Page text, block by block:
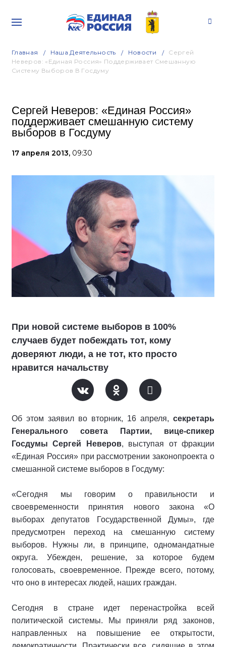
Главная Наша Деятельность Новости
Сергей
Неверов: «Единая Россия» Поддерживает Смешанную
Систему Выборов В Госдуму
Сергей Неверов: «Единая Россия»
поддерживает смешанную систему
выборов в Госдуму
17 апреля 2013, 09:30
При новой системе выборов в 100%
случаев будет побеждать тот, кому
доверяют люди, а не тот, кто просто
нравится начальству
Об этом заявил во вторник, 16 апреля, секретарь
Генерального совета Партии, вице-спикер
Госдумы Сергей Неверов, выступая от фракции
«Единая Россия» при рассмотрении законопроекта о
смешанной системе выборов в Госдуму:
«Сегодня мы говорим о правильности и
своевременности принятия нового закона «О
выборах депутатов Государственной Думы», где
предусмотрен переход на смешанную систему
выборов. Нужны ли, в принципе, одномандатные
округа. Убежден, решение, за которое будем
голосовать, своевременное. Прежде всего, потому,
что оно в интересах людей, наших граждан.
Сегодня в стране идет перенастройка всей
политической системы. Мы приняли ряд законов,
направленных на повышение ее открытости,